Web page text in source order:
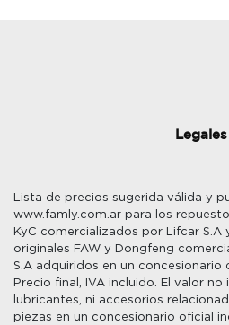
Legales
Lista de precios sugerida válida y
www.famly.com.ar para los
KyC comercializados por Lifcar S.A
originales FAW y Dongfeng
S.A adquiridos en un concesionario
Precio final, IVA incluido. El valor no
lubricantes, ni accesorios
piezas en un concesionario oficial